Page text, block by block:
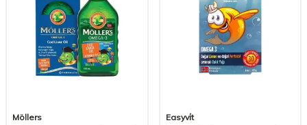
Möllers
Easyvi̇t